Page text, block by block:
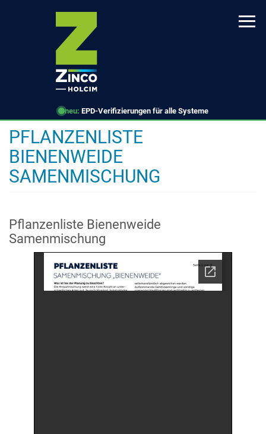
neu: EPD-Verifizierungen für alle Systeme
PFLANZENLISTE
BIENENWEIDE
SAMENMISCHUNG
Pflanzenliste Bienenweide
Samenmischung